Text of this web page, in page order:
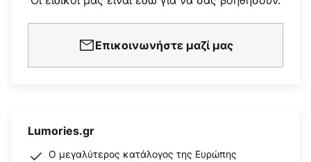
Επικοινωνήστε μαζί μας
Lumories.gr
Ο μεγαλύτερος κατάλογος της Ευρώπης